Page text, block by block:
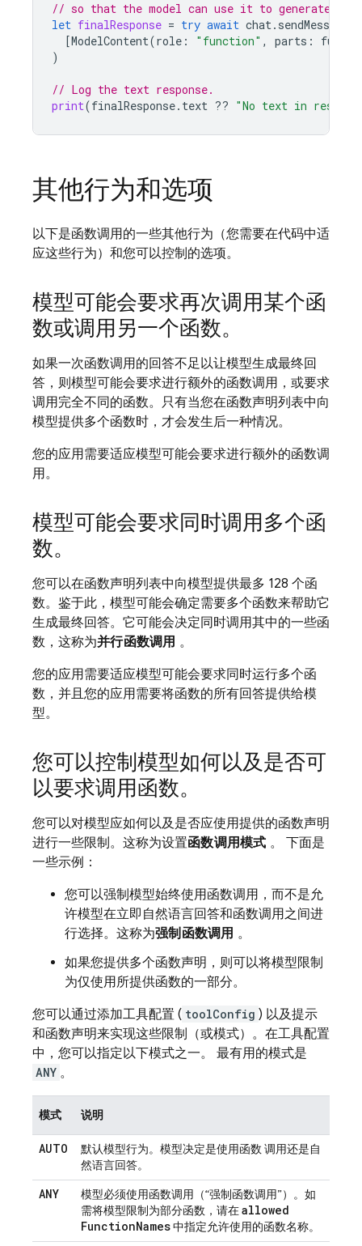
// so that the model can use it to generate its
let finalResponse = try await chat. sendMessage
[ModelContent(role : "function" , parts :
)
// Log the text response.
print(finalResponse. text ?? "No text in
其他行为和选项
以下是函数调用的一些其他行为（您需要在代码中适
应这些行为）和您可以控制的选项。
模型可能会要求再次调用某个函
数或调用另一个函数。
如果一次函数调用的回答不足以让模型生成最终回
答，则模型可能会要求进行额外的函数调用，或要求
调用完全不同的函数。只有当您在函数声明列表中向
模型提供多个函数时，才会发生后一种情况。
您的应用需要适应模型可能会要求进行额外的函数调
用。
模型可能会要求同时调用多个函
数。
您可以在函数声明列表中向模型提供最多 128 个函
数。鉴于此，模型可能会确定需要多个函数来帮助它
生成最终回答。它可能会决定同时调用其中的一些函
数，这称为并行函数调用 。
您的应用需要适应模型可能会要求同时运行多个函
数，并且您的应用需要将函数的所有回答提供给模
型。
您可以控制模型如何以及是否可
以要求调用函数。
您可以对模型应如何以及是否应使用提供的函数声明
进行一些限制。这称为设置函数调用模式 。 下面是
一些示例：
您可以强制模型始终使用函数调用，而不是允
许模型在立即自然语言回答和函数调用之间进
行选择。这称为强制函数调用 。
如果您提供多个函数声明，则可以将模型限制
为仅使用所提供函数的一部分。
您可以通过添加工具配置 ( toolConfig ) 以及提示
和函数声明来实现这些限制（或模式）。在工具配置
中，您可以指定以下模式之一。 最有用的模式是
ANY 。
模式 说明
AUTO
默认模型行为。模型决定是使用函数 调用还是自
然语言回答。
ANY
模型必须使用函数调用（“强制函数调用”）。如
需将模型限制为部分函数，请在allowed
FunctionNames中指定允许使用的函数名称。